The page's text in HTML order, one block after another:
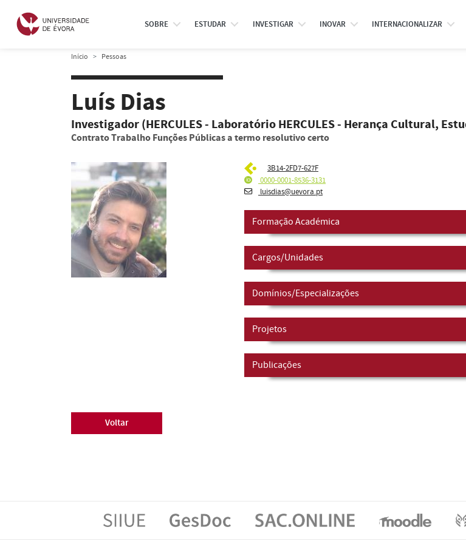
SOBRE ESTUDAR INVESTIGAR INOVAR INTERNACIONALIZAR
Início Pessoas
Luís Dias
Investigador (HERCULES - Laboratório HERCULES - Herança Cultural,
Contrato Trabalho Funções Públicas a termo resolutivo certo
3B14-2FD7-627F
0000-0001-8536-3131
luisdias@uevora.pt
Formação Académica
Cargos/Unidades
Domínios/Especializações
Projetos
Publicações
Voltar